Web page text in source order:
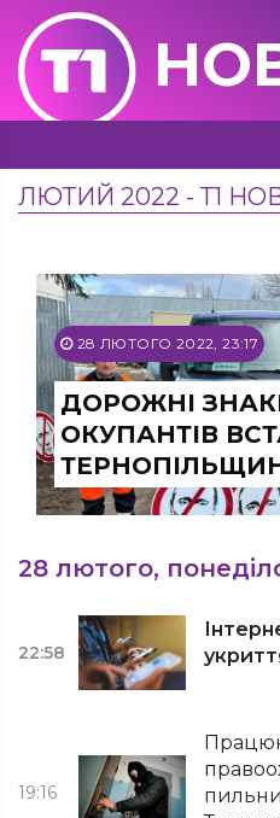
ЛЮТИЙ 2022 - Т1
28 ЛЮТОГО 2022, 23:17
ДОРОЖНІ
ОКУПАНТІВ
28 лютого,
22:58
19:16